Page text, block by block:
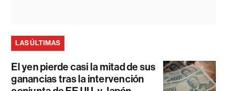
LAS ÚLTIMAS
El yen pierde casi la mitad de sus
ganancias tras la intervención